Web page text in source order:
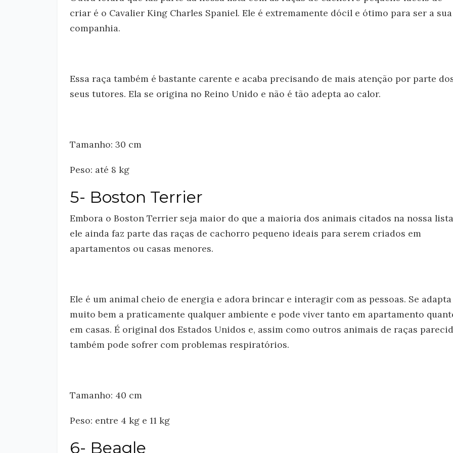
criar é o Cavalier King Charles Spaniel. Ele é extremamente dócil e ótimo para ser a sua
companhia.
Essa raça também é bastante carente e acaba precisando de mais atenção por parte
seus tutores. Ela se origina no Reino Unido e não é tão adepta ao calor.
Tamanho: 30 cm
Peso: até 8 kg
5- Boston Terrier
Embora o Boston Terrier seja maior do que a maioria dos animais citados na nossa
ele ainda faz parte das raças de cachorro pequeno ideais para serem criados em
apartamentos ou casas menores.
Ele é um animal cheio de energia e adora brincar e interagir com as pessoas. Se adapta
muito bem a praticamente qualquer ambiente e pode viver tanto em apartamento
em casas. É original dos Estados Unidos e, assim como outros animais de raças
também pode sofrer com problemas respiratórios.
Tamanho: 40 cm
Peso: entre 4 kg e 11 kg
6- Beagle